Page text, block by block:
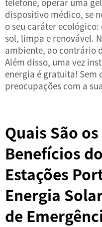
dispositivo médico, se
o seu caráter
sol, limpa e renovável.
ambiente, ao contrário
Além disso, uma vez
energia é gratuita! Sem
preocupações com a
Quais São
Benefícios
Estações
Energia
de